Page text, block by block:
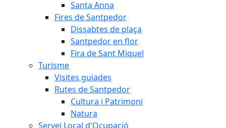
Santa Anna
Fires de Santpedor
Dissabtes de plaça
Santpedor en flor
Fira de Sant Miquel
Turisme
Visites guiades
Rutes de Santpedor
Cultura i Patrimoni
Natura
Servei Local d'Ocupació